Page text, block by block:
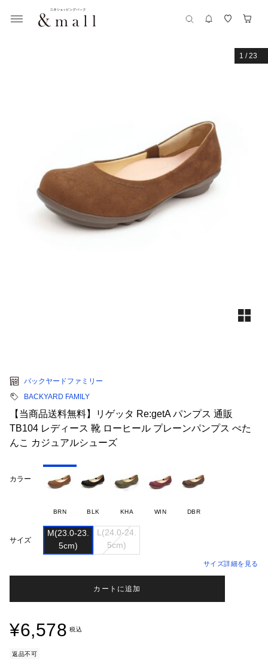
1 /23
バックヤードファミリー
BACKYARD FAMILY
【当商品送料無料】リゲッタ Re:getA パンプス 通販
TB104 レディース 靴 ローヒール プレーンパンプス ぺた
んこ カジュアルシューズ
カラー
BRN BLK KHA WIN DBR
サイズ
M(23.0-23.
L(24.0-24.
サイズ詳細を見る
カートに追加
¥6,578 税込
返品不可